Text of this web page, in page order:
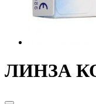
ЛИНЗА